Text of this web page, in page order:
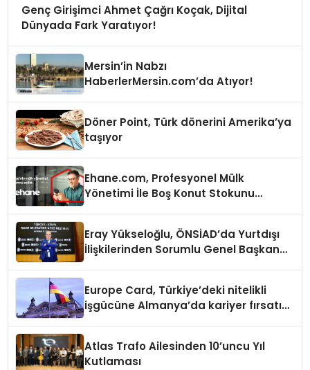
Genç Girişimci Ahmet Çağrı Koçak, Dijital
Dünyada Fark Yaratıyor!
Mersin’in Nabzı
HaberlerMersin.com’da Atıyor!
Döner Point, Türk dönerini Amerika’ya
taşıyor
Ehane.com, Profesyonel Mülk
Yönetimi İle Boş Konut Stokunu
Eray Yükseloğlu, ÖNSİAD’da Yurtdışı
İlişkilerinden Sorumlu Genel Başkan
Europe Card, Türkiye’deki nitelikli
işgücüne Almanya’da kariyer fırsatı
Atlas Trafo Ailesinden 10’uncu Yıl
Kutlaması